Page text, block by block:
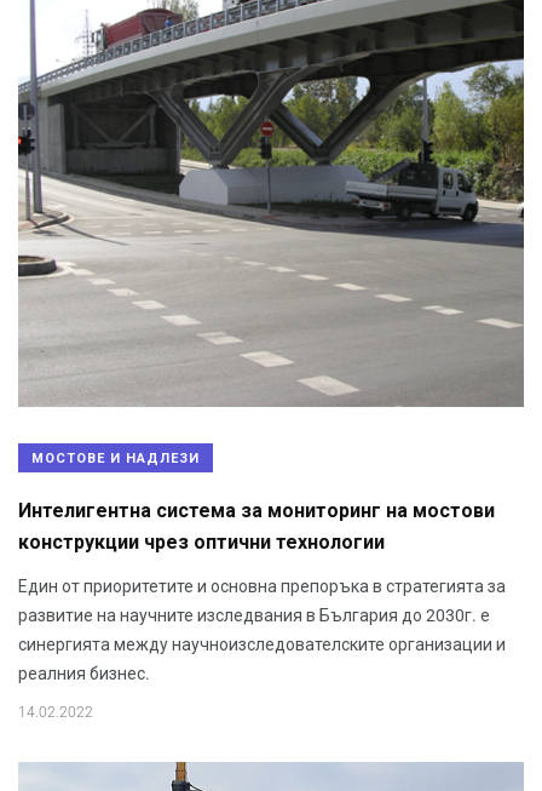
МОСТОВЕ И НАДЛЕЗИ
Интелигентна система за мониторинг на мостови
конструкции чрез оптични технологии
Един от приоритетите и основна препоръка в стратегията за
развитие на научните изследвания в България до 2030г. е
синергията между научноизследователските организации и
реалния бизнес.
14.02.2022